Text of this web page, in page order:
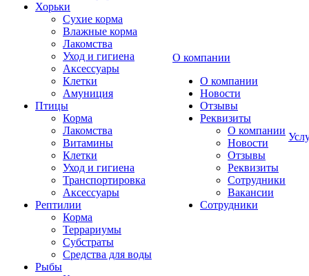
Хорьки
Сухие корма
Влажные корма
Лакомства
Уход и гигиена
Аксессуары
Клетки
Амуниция
Птицы
Корма
Лакомства
Витамины
Клетки
Уход и гигиена
Транспортировка
Аксессуары
Рептилии
Корма
Террариумы
Субстраты
Средства для воды
Рыбы
О компании
О компании
Новости
Отзывы
Реквизиты
О компании
Новости
Отзывы
Реквизиты
Сотрудники
Вакансии
Сотрудники